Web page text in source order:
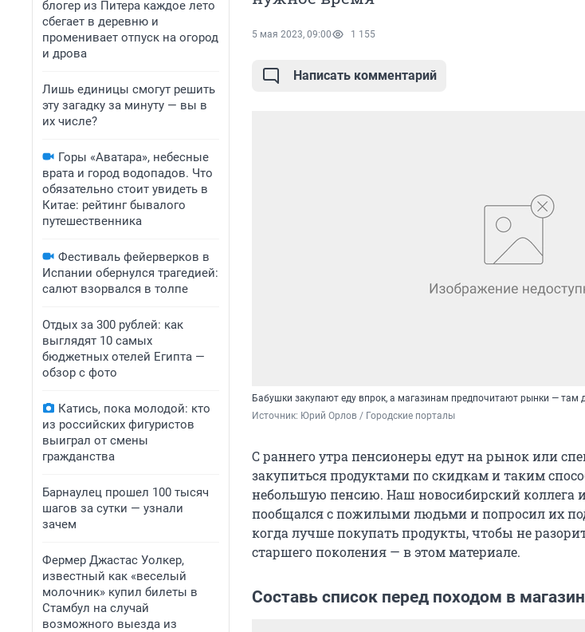
блогер из Питера каждое лето
сбегает в деревню и
променивает отпуск на огород
и дрова
Лишь единицы смогут решить
эту загадку за минуту — вы в
их числе?
Горы «Аватара», небесные
врата и город водопадов. Что
обязательно стоит увидеть в
Китае: рейтинг бывалого
путешественника
Фестиваль фейерверков в
Испании обернулся трагедией:
салют взорвался в толпе
Отдых за 300 рублей: как
выглядят 10 самых
бюджетных отелей Египта —
обзор с фото
Катись, пока молодой: кто
из российских фигуристов
выиграл от смены
гражданства
Барнаулец прошел 100 тысяч
шагов за сутки — узнали
зачем
Фермер Джастас Уолкер,
известный как «веселый
молочник» купил билеты в
Стамбул на случай
возможного выезда из
5 мая 2023, 09:00 1 155
Написать комментарий
Бабушки закупают еду впрок, а магазинам предпочитают рынки — там
Источник: Юрий Орлов / Городские порталы
С раннего утра пенсионеры едут на рынок или
закупиться продуктами по скидкам и таким
небольшую пенсию. Наш новосибирский коллега
пообщался с пожилыми людьми и попросил их
когда лучше покупать продукты, чтобы не
старшего поколения — в этом материале.
Составь список перед походом в магазин